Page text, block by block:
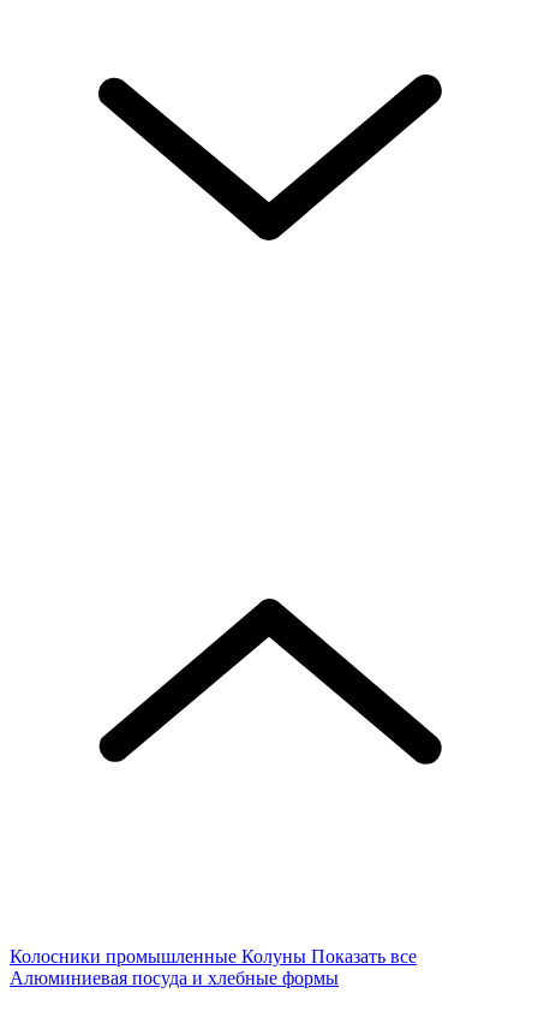
Колосники промышленные Колуны Показать все
Алюминиевая посуда и хлебные формы